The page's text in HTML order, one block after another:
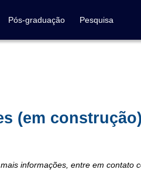
Pós-graduação Pesquisa
(em construção)
informações, entre em contato